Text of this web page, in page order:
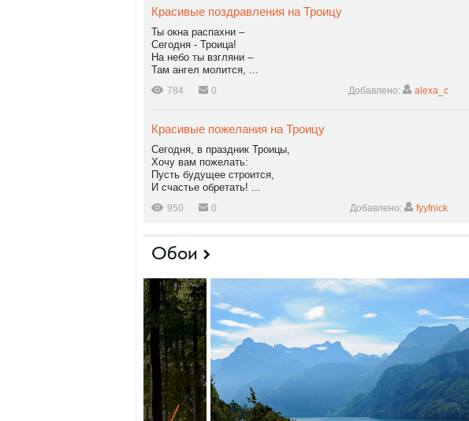
Красивые поздравления на Троицу
Ты окна распахни –
Сегодня - Троица!
На небо ты взгляни –
Там ангел молится, ...
784 0 Добавлено: alexa_c
Красивые пожелания на Троицу
Сегодня, в праздник Троицы,
Хочу вам пожелать:
Пусть будущее строится,
И счастье обретать! ...
950 0 Добавлено: fyyfnick
Обои